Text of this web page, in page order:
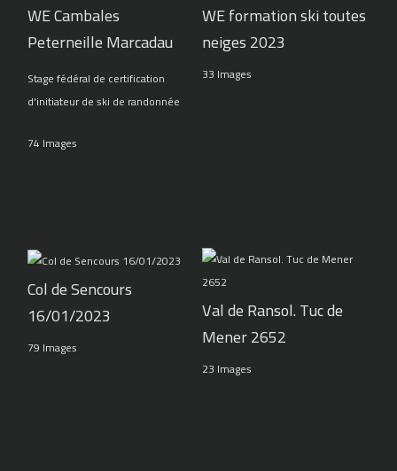
WE Cambales
Peterneille Marcadau
Stage fédéral de certification
d'initiateur de ski de randonnée
74 Images
WE formation ski toutes
neiges 2023
33 Images
Col de Sencours
16/01/2023
79 Images
Val de Ransol. Tuc de
Mener 2652
23 Images